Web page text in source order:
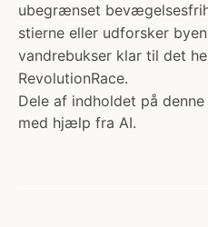
ubegrænset
stierne eller udforsker
vandrebukser klar til det
RevolutionRace.
Dele af indholdet på
med hjælp fra AI.